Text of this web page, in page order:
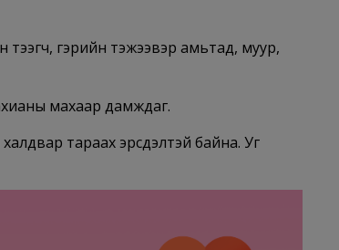
тээгч, гэрийн тэжээвэр амьтад, муур,
тахианы махаар дамждаг.
тараах эрсдэлтэй байна. Уг